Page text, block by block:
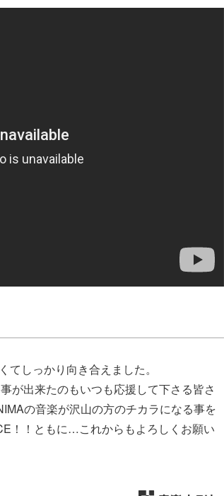
しっかり向き合えました。
が出来たのもいつも応援して下さる皆さ
の音楽が沢山の方のチカラになる事を
！！ともに…これからもよろしくお願い